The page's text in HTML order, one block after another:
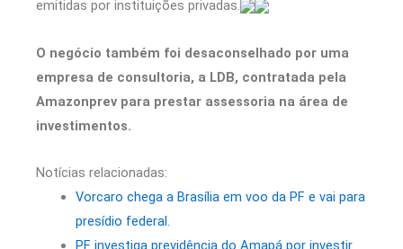
emitidas por instituições privadas.
O negócio também foi desaconselhado por uma
empresa de consultoria, a LDB, contratada pela
Amazonprev para prestar assessoria na área de
investimentos.
Notícias relacionadas:
Vorcaro chega a Brasília em voo da PF e vai para
presídio federal.
PF investiga previdência do Amapá por investir